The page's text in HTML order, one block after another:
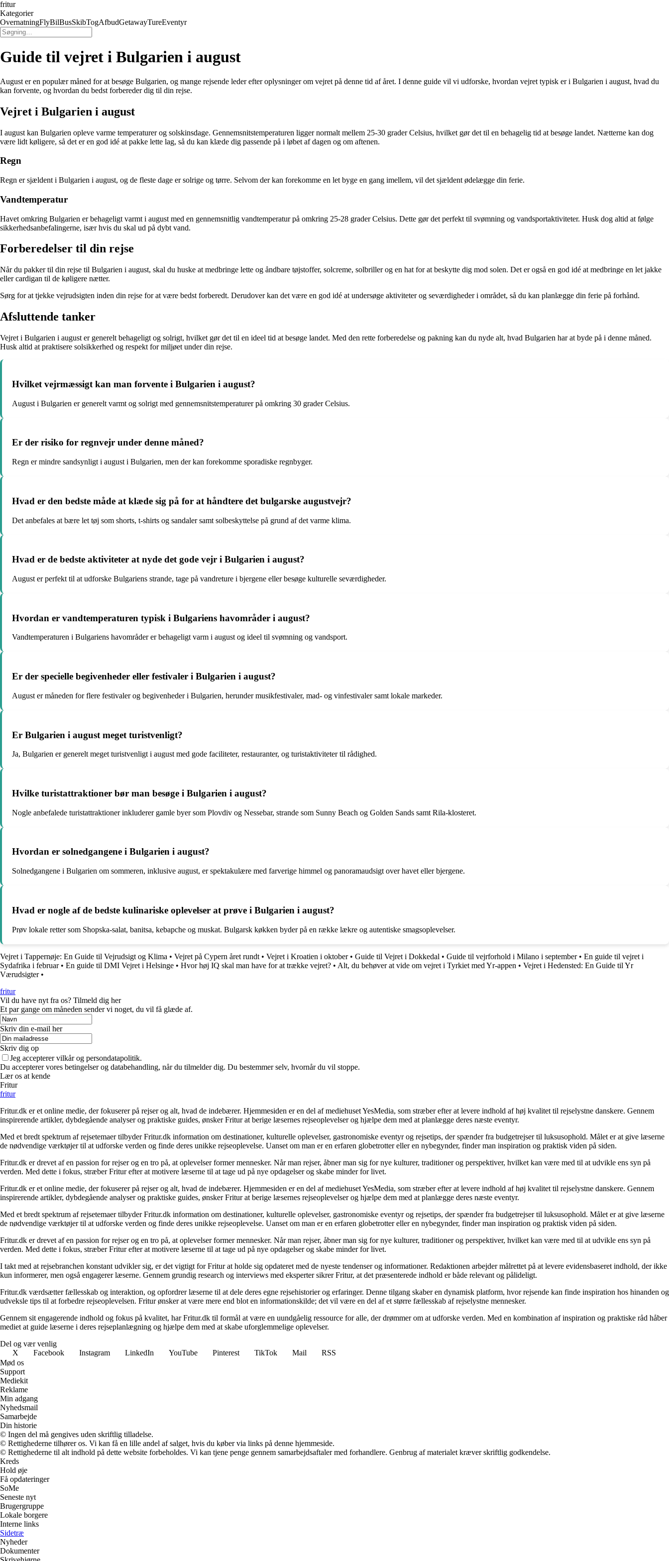
fritur
Kategorier
OvernatningFlyBilBusSkibTogAfbudGetawayTureEventyr
Guide til vejret i Bulgarien i august
August er en populær måned for at besøge Bulgarien, og mange rejsende leder efter oplysninger om vejret på denne tid af året. I denne guide vil vi udforske, hvordan vejret typisk er i Bulgarien i august, hvad du
kan forvente, og hvordan du bedst forbereder dig til din rejse.
Vejret i Bulgarien i august
I august kan Bulgarien opleve varme temperaturer og solskinsdage. Gennemsnitstemperaturen ligger normalt mellem 25-30 grader Celsius, hvilket gør det til en behagelig tid at besøge landet. Nætterne kan dog
være lidt køligere, så det er en god idé at pakke lette lag, så du kan klæde dig passende på i løbet af dagen og om aftenen.
Regn
Regn er sjældent i Bulgarien i august, og de fleste dage er solrige og tørre. Selvom der kan forekomme en let byge en gang imellem, vil det sjældent ødelægge din ferie.
Vandtemperatur
Havet omkring Bulgarien er behageligt varmt i august med en gennemsnitlig vandtemperatur på omkring 25-28 grader Celsius. Dette gør det perfekt til svømning og vandsportaktiviteter. Husk dog altid at følge
sikkerhedsanbefalingerne, især hvis du skal ud på dybt vand.
Forberedelser til din rejse
Når du pakker til din rejse til Bulgarien i august, skal du huske at medbringe lette og åndbare tøjstoffer, solcreme, solbriller og en hat for at beskytte dig mod solen. Det er også en god idé at medbringe en let jakke
eller cardigan til de køligere nætter.
Sørg for at tjekke vejrudsigten inden din rejse for at være bedst forberedt. Derudover kan det være en god idé at undersøge aktiviteter og seværdigheder i området, så du kan planlægge din ferie på forhånd.
Afsluttende tanker
Vejret i Bulgarien i august er generelt behageligt og solrigt, hvilket gør det til en ideel tid at besøge landet. Med den rette forberedelse og pakning kan du nyde alt, hvad Bulgarien har at byde på i denne måned.
Husk altid at praktisere solsikkerhed og respekt for miljøet under din rejse.
Hvilket vejrmæssigt kan man forvente i Bulgarien i august?
August i Bulgarien er generelt varmt og solrigt med gennemsnitstemperaturer på omkring 30 grader Celsius.
Er der risiko for regnvejr under denne måned?
Regn er mindre sandsynligt i august i Bulgarien, men der kan forekomme sporadiske regnbyger.
Hvad er den bedste måde at klæde sig på for at håndtere det bulgarske augustvejr?
Det anbefales at bære let tøj som shorts, t-shirts og sandaler samt solbeskyttelse på grund af det varme klima.
Hvad er de bedste aktiviteter at nyde det gode vejr i Bulgarien i august?
August er perfekt til at udforske Bulgariens strande, tage på vandreture i bjergene eller besøge kulturelle seværdigheder.
Hvordan er vandtemperaturen typisk i Bulgariens havområder i august?
Vandtemperaturen i Bulgariens havområder er behageligt varm i august og ideel til svømning og vandsport.
Er der specielle begivenheder eller festivaler i Bulgarien i august?
August er måneden for flere festivaler og begivenheder i Bulgarien, herunder musikfestivaler, mad- og vinfestivaler samt lokale markeder.
Er Bulgarien i august meget turistvenligt?
Ja, Bulgarien er generelt meget turistvenligt i august med gode faciliteter, restauranter, og turistaktiviteter til rådighed.
Hvilke turistattraktioner bør man besøge i Bulgarien i august?
Nogle anbefalede turistattraktioner inkluderer gamle byer som Plovdiv og Nessebar, strande som Sunny Beach og Golden Sands samt Rila-klosteret.
Hvordan er solnedgangene i Bulgarien i august?
Solnedgangene i Bulgarien om sommeren, inklusive august, er spektakulære med farverige himmel og panoramaudsigt over havet eller bjergene.
Hvad er nogle af de bedste kulinariske oplevelser at prøve i Bulgarien i august?
Prøv lokale retter som Shopska-salat, banitsa, kebapche og muskat. Bulgarsk køkken byder på en række lækre og autentiske smagsoplevelser.
Vejret i Tappernøje: En Guide til Vejrudsigt og Klima • Vejret på Cypern året rundt • Vejret i Kroatien i oktober• Guide til Vejret i Dokkedal • Guide til vejrforhold i Milano i september• En guide til vejret i
Sydafrika i februar• En guide til DMI Vejret i Helsinge • Hvor høj IQ skal man have for at trække vejret? • Alt, du behøver at vide om vejret i Tyrkiet med Yr-appen • Vejret i Hedensted: En Guide til Yr
Værudsigter•
fritur
Vil du have nyt fra os? Tilmeld dig her
Et par gange om måneden sender vi noget, du vil få glæde af.
Skriv din e-mail her
Skriv dig op
Jeg accepterer vilkår og persondatapolitik.
Du accepterer vores betingelser og databehandling, når du tilmelder dig. Du bestemmer selv, hvornår du vil stoppe.
Lær os at kende
Fritur
fritur
Fritur.dk er et online medie, der fokuserer på rejser og alt, hvad de indebærer. Hjemmesiden er en del af mediehuset YesMedia, som stræber efter at levere indhold af høj kvalitet til rejselystne danskere. Gennem
inspirerende artikler, dybdegående analyser og praktiske guides, ønsker Fritur at berige læsernes rejseoplevelser og hjælpe dem med at planlægge deres næste eventyr.
Med et bredt spektrum af rejsetemaer tilbyder Fritur.dk information om destinationer, kulturelle oplevelser, gastronomiske eventyr og rejsetips, der spænder fra budgetrejser til luksusophold. Målet er at give læserne
de nødvendige værktøjer til at udforske verden og finde deres unikke rejseoplevelse. Uanset om man er en erfaren globetrotter eller en nybegynder, finder man inspiration og praktisk viden på siden.
Fritur.dk er drevet af en passion for rejser og en tro på, at oplevelser former mennesker. Når man rejser, åbner man sig for nye kulturer, traditioner og perspektiver, hvilket kan være med til at udvikle ens syn på
verden. Med dette i fokus, stræber Fritur efter at motivere læserne til at tage ud på nye opdagelser og skabe minder for livet.
Fritur.dk er et online medie, der fokuserer på rejser og alt, hvad de indebærer. Hjemmesiden er en del af mediehuset YesMedia, som stræber efter at levere indhold af høj kvalitet til rejselystne danskere. Gennem
inspirerende artikler, dybdegående analyser og praktiske guides, ønsker Fritur at berige læsernes rejseoplevelser og hjælpe dem med at planlægge deres næste eventyr.
Med et bredt spektrum af rejsetemaer tilbyder Fritur.dk information om destinationer, kulturelle oplevelser, gastronomiske eventyr og rejsetips, der spænder fra budgetrejser til luksusophold. Målet er at give læserne
de nødvendige værktøjer til at udforske verden og finde deres unikke rejseoplevelse. Uanset om man er en erfaren globetrotter eller en nybegynder, finder man inspiration og praktisk viden på siden.
Fritur.dk er drevet af en passion for rejser og en tro på, at oplevelser former mennesker. Når man rejser, åbner man sig for nye kulturer, traditioner og perspektiver, hvilket kan være med til at udvikle ens syn på
verden. Med dette i fokus, stræber Fritur efter at motivere læserne til at tage ud på nye opdagelser og skabe minder for livet.
I takt med at rejsebranchen konstant udvikler sig, er det vigtigt for Fritur at holde sig opdateret med de nyeste tendenser og informationer. Redaktionen arbejder målrettet på at levere evidensbaseret indhold, der ikke
kun informerer, men også engagerer læserne. Gennem grundig research og interviews med eksperter sikrer Fritur, at det præsenterede indhold er både relevant og pålideligt.
Fritur.dk værdsætter fællesskab og interaktion, og opfordrer læserne til at dele deres egne rejsehistorier og erfaringer. Denne tilgang skaber en dynamisk platform, hvor rejsende kan finde inspiration hos hinanden og
udveksle tips til at forbedre rejseoplevelsen. Fritur ønsker at være mere end blot en informationskilde; det vil være en del af et større fællesskab af rejselystne mennesker.
Gennem sit engagerende indhold og fokus på kvalitet, har Fritur.dk til formål at være en uundgåelig ressource for alle, der drømmer om at udforske verden. Med en kombination af inspiration og praktiske råd håber
mediet at guide læserne i deres rejseplanlægning og hjælpe dem med at skabe uforglemmelige oplevelser.
Del og vær venlig
X
Facebook Instagram LinkedIn YouTube Pinterest TikTok Mail
RSS
Mød os
Support
Mediekit
Reklame
Min adgang
Nyhedsmail
Samarbejde
Din historie
© Ingen del må gengives uden skriftlig tilladelse.
© Rettighederne tilhører os. Vi kan få en lille andel af salget, hvis du køber via links på denne hjemmeside.
© Rettighederne til alt indhold på dette website forbeholdes. Vi kan tjene penge gennem samarbejdsaftaler med forhandlere. Genbrug af materialet kræver skriftlig godkendelse.
Kreds
Hold øje
Få opdateringer
SoMe
Seneste nyt
Brugergruppe
Lokale borgere
Interne links
Sidetræ
Nyheder
Dokumenter